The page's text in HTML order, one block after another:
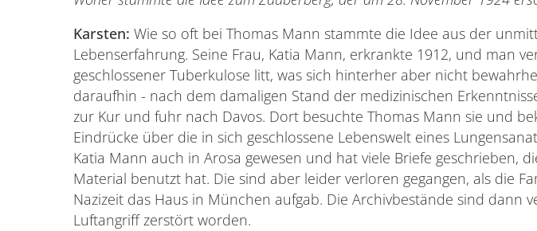
Karsten: Wie so oft bei Thomas Mann stammte die Idee aus der
Lebenserfahrung. Seine Frau, Katia Mann, erkrankte 1912, und man
geschlossener Tuberkulose litt, was sich hinterher aber nicht
daraufhin - nach dem damaligen Stand der medizinischen
zur Kur und fuhr nach Davos. Dort besuchte Thomas Mann sie und
Eindrücke über die in sich geschlossene Lebenswelt eines
Katia Mann auch in Arosa gewesen und hat viele Briefe geschrieben,
Material benutzt hat. Die sind aber leider verloren gegangen, als die
Nazizeit das Haus in München aufgab. Die Archivbestände sind dann
Luftangriff zerstört worden.